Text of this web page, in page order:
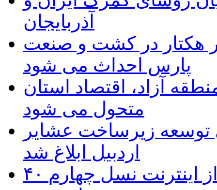
آذربایجان
هکتار در کشت و صنعت
پارس احداث می شود
آزاد، اقتصاد استان
متحول می شود
برای توسعه زیرساخت عشایر
اردبیل ابلاغ شد
۴۰ روستای شهرستان گِرمی از اینترنت نسل چهارم